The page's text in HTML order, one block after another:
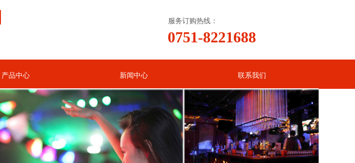
服务订购热线：
0751-8221688
产品中心 新闻中心 联系我们